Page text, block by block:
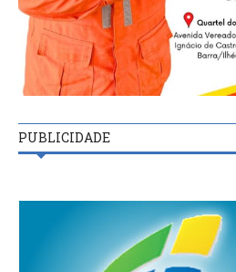
PUBLICIDADE